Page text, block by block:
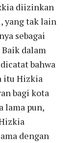
diizinkan
yang tak lain
sebagai
Baik dalam
bahwa
itu Hizkia
bagi kota
lama pun,
dengan